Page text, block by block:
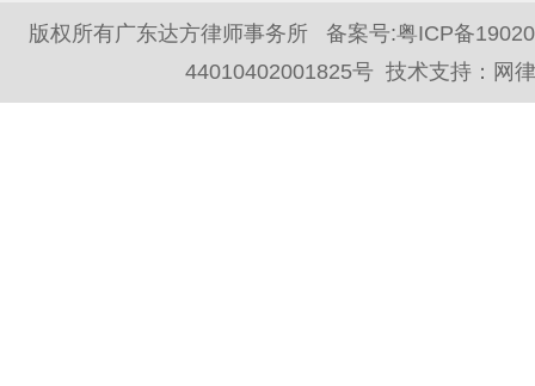
版权所有广东达方律师事务所 备案号:粤ICP备
44010402001825号 技术支持： 网